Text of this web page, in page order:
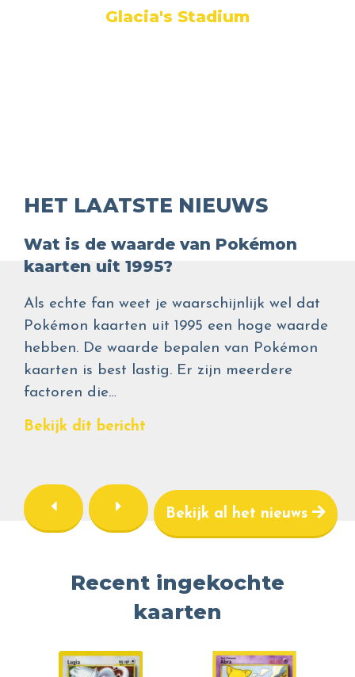
Glacia's Stadium
HET LAATSTE NIEUWS
Wat is de waarde van Pokémon
kaarten uit 1995?
Als echte fan weet je waarschijnlijk wel dat
Pokémon kaarten uit 1995 een hoge waarde
hebben. De waarde bepalen van Pokémon
kaarten is best lastig. Er zijn meerdere
factoren die…
Bekijk dit bericht
Bekijk al het nieuws
Recent ingekochte
kaarten